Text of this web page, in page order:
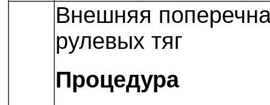
Внешняя
рулевых тяг
Процедура